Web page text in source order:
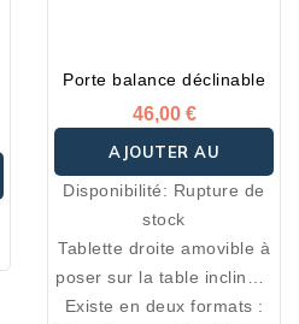
Porte balance déclinable
46,00 €
AJOUTER AU
PANIER
Disponibilité: Rupture de
stock
Tablette droite amovible à
poser sur la table inclinée.
Idéale pour y poser votre
Existe en deux formats :